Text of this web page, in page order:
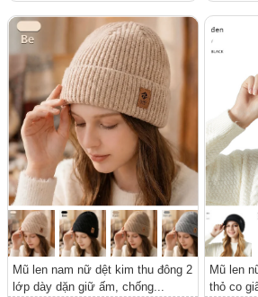
Mũ len nam nữ dệt kim thu đông 2
lớp dày dặn giữ ấm, chống...
Mũ len
thỏ co